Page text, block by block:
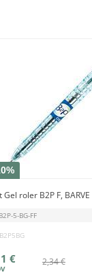
Gel roler B2P F, BARVE
5-BG-FF
2,34 €
€